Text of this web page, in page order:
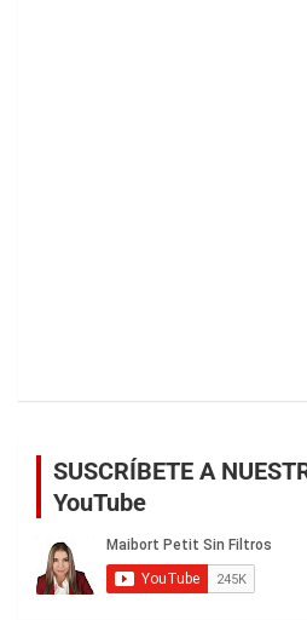
SUSCRÍBETE A
YouTube